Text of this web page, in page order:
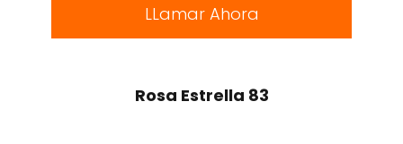
LLamar Ahora
Rosa Estrella 83